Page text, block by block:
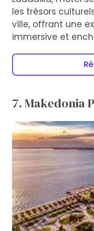
les trésors
ville, offrant une
immersive et
7. Makedonia